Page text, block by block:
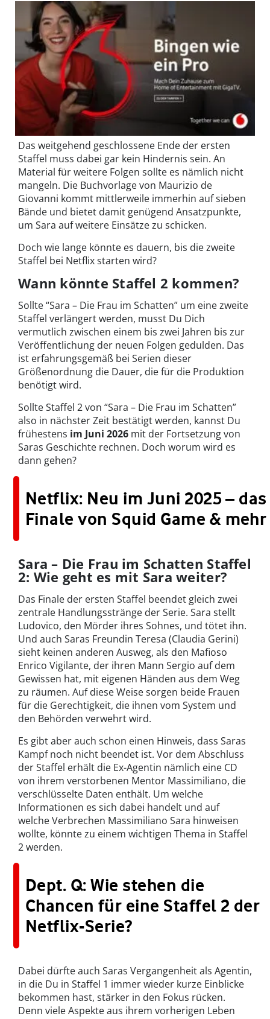
Das weitgehend geschlossene Ende der ersten
Staffel muss dabei gar kein Hindernis sein. An
Material für weitere Folgen sollte es nämlich nicht
mangeln. Die Buchvorlage von Maurizio de
Giovanni kommt mittlerweile immerhin auf sieben
Bände und bietet damit genügend Ansatzpunkte,
um Sara auf weitere Einsätze zu schicken.
Doch wie lange könnte es dauern, bis die zweite
Staffel bei Netflix starten wird?
Wann könnte Staffel 2 kommen?
Sollte “Sara – Die Frau im Schatten” um eine zweite
Staffel verlängert werden, musst Du Dich
vermutlich zwischen einem bis zwei Jahren bis zur
Veröffentlichung der neuen Folgen gedulden. Das
ist erfahrungsgemäß bei Serien dieser
Größenordnung die Dauer, die für die Produktion
benötigt wird.
Sollte Staffel 2 von “Sara – Die Frau im Schatten”
also in nächster Zeit bestätigt werden, kannst Du
frühestens im Juni 2026 mit der Fortsetzung von
Saras Geschichte rechnen. Doch worum wird es
dann gehen?
Netflix: Neu im Juni 2025 – das
Finale von Squid Game & mehr
Sara – Die Frau im Schatten Staffel
2: Wie geht es mit Sara weiter?
Das Finale der ersten Staffel beendet gleich zwei
zentrale Handlungsstränge der Serie. Sara stellt
Ludovico, den Mörder ihres Sohnes, und tötet ihn.
Und auch Saras Freundin Teresa (Claudia Gerini)
sieht keinen anderen Ausweg, als den Mafioso
Enrico Vigilante, der ihren Mann Sergio auf dem
Gewissen hat, mit eigenen Händen aus dem Weg
zu räumen. Auf diese Weise sorgen beide Frauen
für die Gerechtigkeit, die ihnen vom System und
den Behörden verwehrt wird.
Es gibt aber auch schon einen Hinweis, dass Saras
Kampf noch nicht beendet ist. Vor dem Abschluss
der Staffel erhält die Ex-Agentin nämlich eine CD
von ihrem verstorbenen Mentor Massimiliano, die
verschlüsselte Daten enthält. Um welche
Informationen es sich dabei handelt und auf
welche Verbrechen Massimiliano Sara hinweisen
wollte, könnte zu einem wichtigen Thema in Staffel
2 werden.
Dept. Q: Wie stehen die
Chancen für eine Staffel 2 der
Netflix-Serie?
Dabei dürfte auch Saras Vergangenheit als Agentin,
in die Du in Staffel 1 immer wieder kurze Einblicke
bekommen hast, stärker in den Fokus rücken.
Denn viele Aspekte aus ihrem vorherigen Leben